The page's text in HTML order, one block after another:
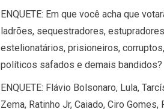
ENQUETE: Em que você acha que
ladrões, sequestradores,
estelionatários, prisioneiros, corruptos,
políticos safados e demais bandidos?
ENQUETE: Flávio Bolsonaro, Lula,
Zema, Ratinho Jr, Caiado, Ciro Gomes,